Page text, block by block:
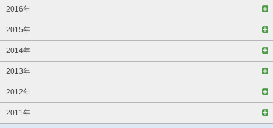
2016年
2015年
2014年
2013年
2012年
2011年